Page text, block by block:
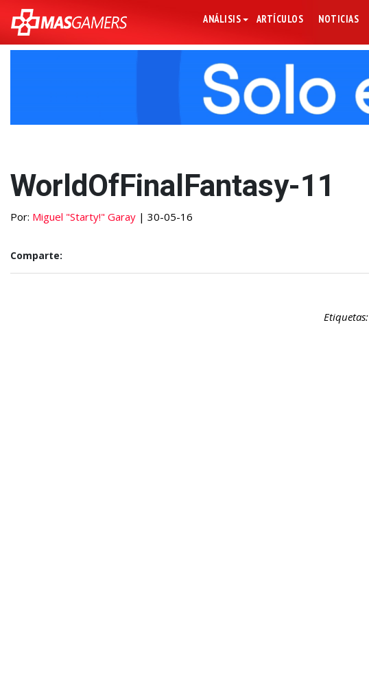
ANÁLISIS ARTÍCULOS NOTICIAS
WorldOfFinalFantasy-11
Por: Miguel "Starty!" Garay | 30-05-16
Comparte:
Etiquetas: